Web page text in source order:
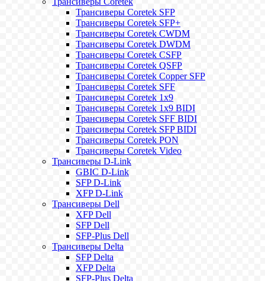
Трансиверы Coretek SFP
Трансиверы Coretek SFP+
Трансиверы Coretek CWDM
Трансиверы Coretek DWDM
Трансиверы Coretek CSFP
Трансиверы Coretek QSFP
Трансиверы Coretek Copper SFP
Трансиверы Coretek SFF
Трансиверы Coretek 1x9
Трансиверы Coretek 1x9 BIDI
Трансиверы Coretek SFF BIDI
Трансиверы Coretek SFP BIDI
Трансиверы Coretek PON
Трансиверы Coretek Video
Трансиверы D-Link
GBIC D-Link
SFP D-Link
XFP D-Link
Трансиверы Dell
XFP Dell
SFP Dell
SFP-Plus Dell
Трансиверы Delta
SFP Delta
XFP Delta
SFP-Plus Delta